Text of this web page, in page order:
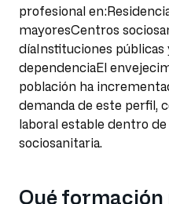
profesional
mayoresCentros
díaInstituciones públicas
dependenciaEl
población ha
demanda de este perfil,
laboral estable dentro
sociosanitaria.
Qué formación